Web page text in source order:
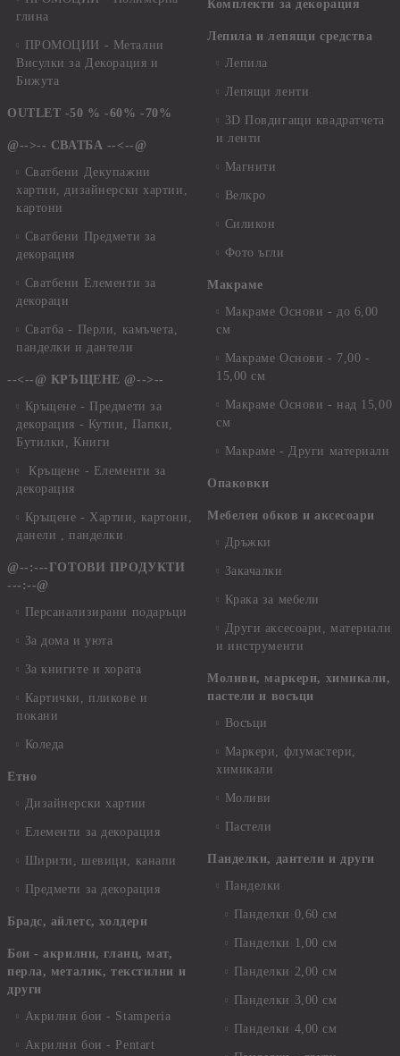
глина
ПРОМОЦИИ - Метални
Висулки за Декорация и
Бижута
OUTLET -50 % -60% -70%
@-->-- СВАТБА --<--@
Сватбени Декупажни
хартии, дизайнерски хартии,
картони
Сватбени Предмети за
декорация
Сватбени Елементи за
декораци
Сватба - Перли, камъчета,
панделки и дантели
--<--@ КРЪЩЕНЕ @-->--
Кръщене - Предмети за
декорация - Кутии, Папки,
Бутилки, Книги
Кръщене - Елементи за
декорация
Кръщене - Хартии, картони,
данели , панделки
@--:---ГОТОВИ ПРОДУКТИ
---:--@
Персанализирани подаръци
За дома и уюта
За книгите и хората
Картички, пликове и
покани
Коледа
Етно
Дизайнерски хартии
Елементи за декорация
Ширити, шевици, канапи
Предмети за декорация
Брадс, айлетс, холдери
Бои - акрилни, гланц, мат,
перла, металик, текстилни и
други
Акрилни бои - Stamperia
Акрилни бои - Pentart
Комплекти за декорация
Лепила и лепящи средства
Лепила
Лепящи ленти
3D Повдигащи квадратчета
и ленти
Магнити
Велкро
Силикон
Фото ъгли
Макраме
Макраме Основи - до 6,00
см
Макраме Основи - 7,00 -
15,00 см
Макраме Основи - над 15,00
см
Макраме - Други материали
Опаковки
Мебелен обков и аксесоари
Дръжки
Закачалки
Крака за мебели
Други аксесоари, материали
и инструменти
Моливи, маркери, химикали,
пастели и восъци
Восъци
Маркери, флумастери,
химикали
Моливи
Пастели
Панделки, дантели и други
Панделки
Панделки 0,60 см
Панделки 1,00 см
Панделки 2,00 см
Панделки 3,00 см
Панделки 4,00 см